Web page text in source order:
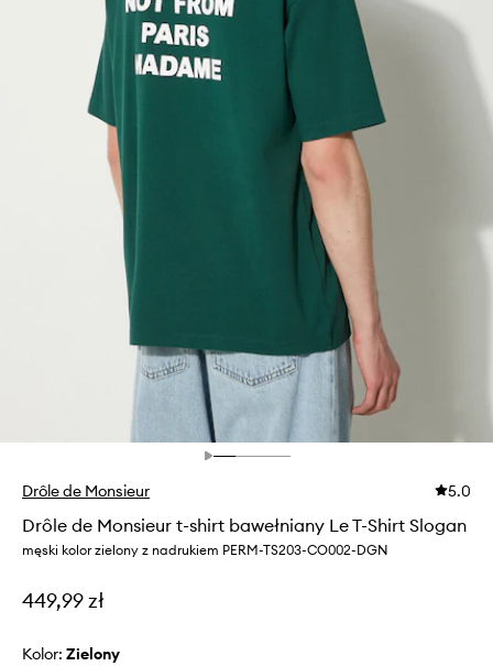
Drôle de Monsieur 5.0
Drôle de Monsieur t-shirt bawełniany Le T-Shirt Slogan
męski kolor zielony z nadrukiem PERM-TS203-CO002-DGN
449,99 zł
Kolor: zielony